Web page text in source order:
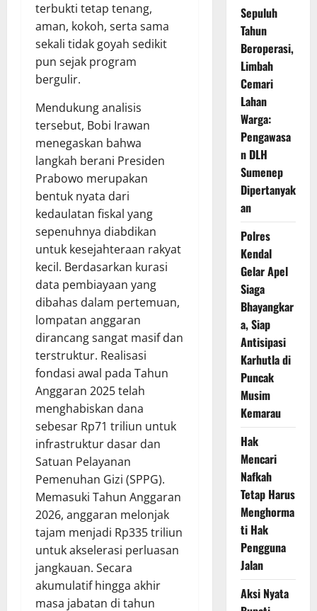
terbukti tetap tenang,
aman, kokoh, serta sama
sekali tidak goyah sedikit
pun sejak program
bergulir.
Mendukung analisis
tersebut, Bobi Irawan
menegaskan bahwa
langkah berani Presiden
Prabowo merupakan
bentuk nyata dari
kedaulatan fiskal yang
sepenuhnya diabdikan
untuk kesejahteraan rakyat
kecil. Berdasarkan kurasi
data pembiayaan yang
dibahas dalam pertemuan,
lompatan anggaran
dirancang sangat masif dan
terstruktur. Realisasi
fondasi awal pada Tahun
Anggaran 2025 telah
menghabiskan dana
sebesar Rp71 triliun untuk
infrastruktur dasar dan
Satuan Pelayanan
Pemenuhan Gizi (SPPG).
Memasuki Tahun Anggaran
2026, anggaran melonjak
tajam menjadi Rp335 triliun
untuk akselerasi perluasan
jangkauan. Secara
akumulatif hingga akhir
masa jabatan di tahun
Sepuluh
Tahun
Beroperasi,
Limbah
Cemari
Lahan
Warga:
Pengawasa
n DLH
Sumenep
Dipertanyak
an
Polres
Kendal
Gelar Apel
Siaga
Bhayangkar
a, Siap
Antisipasi
Karhutla di
Puncak
Musim
Kemarau
Hak
Mencari
Nafkah
Tetap Harus
Menghorma
ti Hak
Pengguna
Jalan
Aksi Nyata